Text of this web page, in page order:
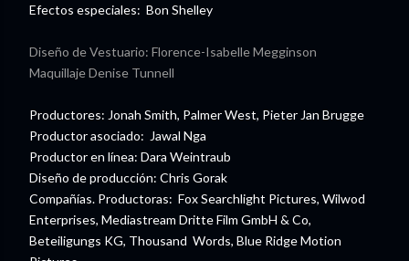
Efectos especiales: Bon Shelley
Diseño de Vestuario: Florence-Isabelle Megginson
Maquillaje Denise Tunnell
Productores: Jonah Smith, Palmer West, Pieter Jan Brugge
Productor asociado: Jawal Nga
Productor en línea: Dara Weintraub
Diseño de producción: Chris Gorak
Compañías. Productoras: Fox Searchlight Pictures, Wilwod
Enterprises, Mediastream Dritte Film GmbH & Co,
Beteiligungs KG, Thousand Words, Blue Ridge Motion